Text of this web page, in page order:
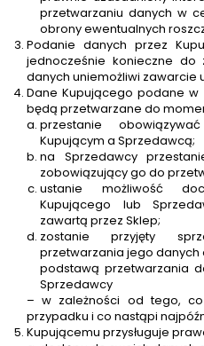
przetwarzaniu danych w
obrony ewentualnych
Podanie danych przez
jednocześnie konieczne do
danych uniemożliwi zawarcie
Dane Kupującego podane w
będą przetwarzane do
przestanie
Kupującym a Sprzedawcą;
na Sprzedawcy
zobowiązujący go do
ustanie możliwość
Kupującego lub
zawartą przez Sklep;
zostanie przyjęty
przetwarzania jego
podstawą przetwarzania
Sprzedawcy
– w zależności od tego,
przypadku i co nastąpi
Kupującemu przysługuje